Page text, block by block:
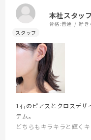
本社スタッフ
骨格:普通 好き
1石のピアスとクロスデザ
テム。
どちらもキラキラと輝く